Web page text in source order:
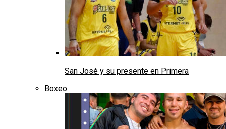
San José y su presente en Primera
Boxeo